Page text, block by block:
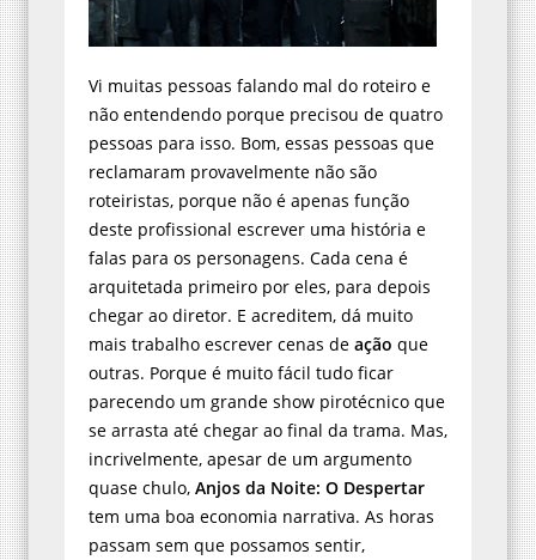
Vi muitas pessoas falando mal do roteiro e
não entendendo porque precisou de quatro
pessoas para isso. Bom, essas pessoas que
reclamaram provavelmente não são
roteiristas, porque não é apenas função
deste profissional escrever uma história e
falas para os personagens. Cada cena é
arquitetada primeiro por eles, para depois
chegar ao diretor. E acreditem, dá muito
mais trabalho escrever cenas de ação que
outras. Porque é muito fácil tudo ficar
parecendo um grande show pirotécnico que
se arrasta até chegar ao final da trama. Mas,
incrivelmente, apesar de um argumento
quase chulo, Anjos da Noite: O Despertar
tem uma boa economia narrativa. As horas
passam sem que possamos sentir,